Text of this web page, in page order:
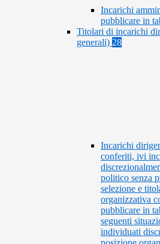
Incarichi
pubblicare in
Titolari di incarichi
generali) 28
Incarichi
conferiti, ivi
politico senza
selezione e
organizzativa
pubblicare in
seguenti
individuati